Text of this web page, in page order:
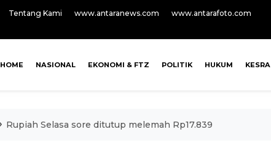
Tentang Kami www.antaranews.com
www.antarafoto.com
HOME NASIONAL EKONOMI & FTZ POLITIK HUKUM KESRA
Rupiah Selasa sore ditutup melemah Rp17.839